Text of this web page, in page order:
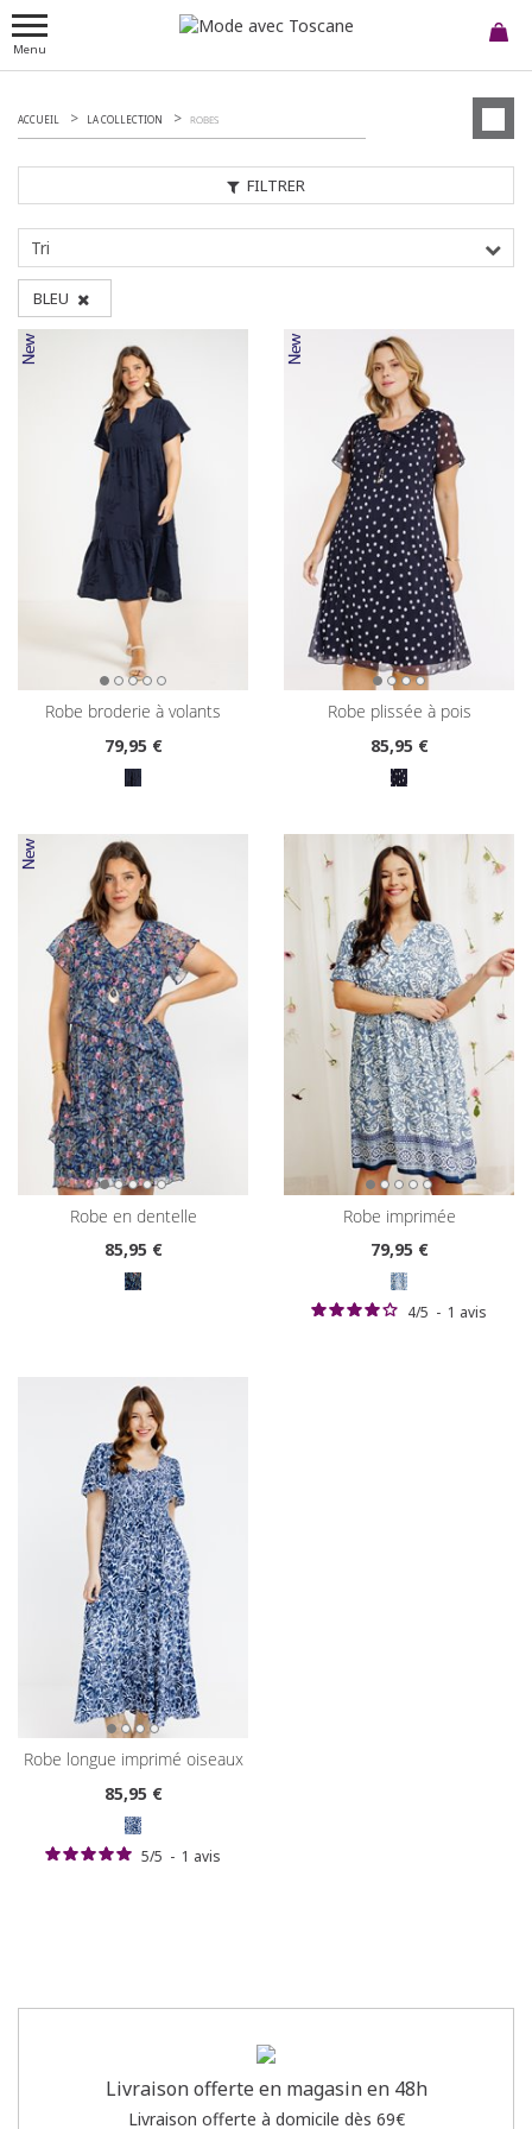
Menu
FILTRER
ACCUEIL LA COLLECTION ROBES
Tri
BLEU
robe broderie à volants
79,95 €
robe plissée à pois
85,95 €
robe en dentelle
85,95 €
robe imprimée
79,95 €
4/5 - 1 avis
robe longue imprimé oiseaux
85,95 €
5/5 - 1 avis
Livraison offerte en magasin en 48h
Livraison offerte à domicile dès 69€